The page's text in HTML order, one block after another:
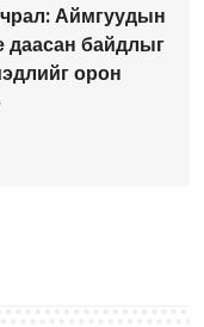
Аймгуудын
даасан байдлыг
орон